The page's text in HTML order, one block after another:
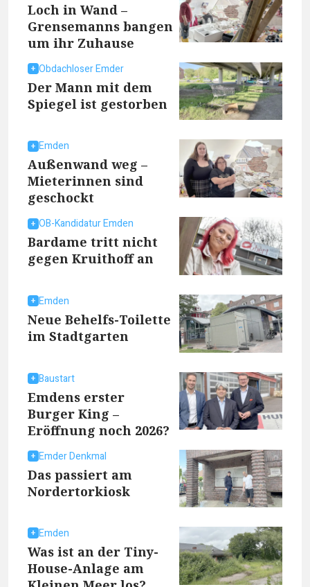
Loch in Wand –
Grensemanns bangen
um ihr Zuhause
Obdachloser Emder
Der Mann mit dem
Spiegel ist gestorben
Emden
Außenwand weg –
Mieterinnen sind
geschockt
OB-Kandidatur Emden
Bardame tritt nicht
gegen Kruithoff an
Emden
Neue Behelfs-Toilette
im Stadtgarten
Baustart
Emdens erster
Burger King –
Eröffnung noch 2026?
Emder Denkmal
Das passiert am
Nordertorkiosk
Emden
Was ist an der Tiny-
House-Anlage am